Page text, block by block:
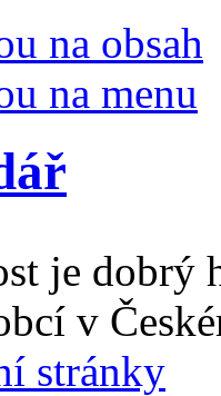
na obsah
na menu
je dobrý
v